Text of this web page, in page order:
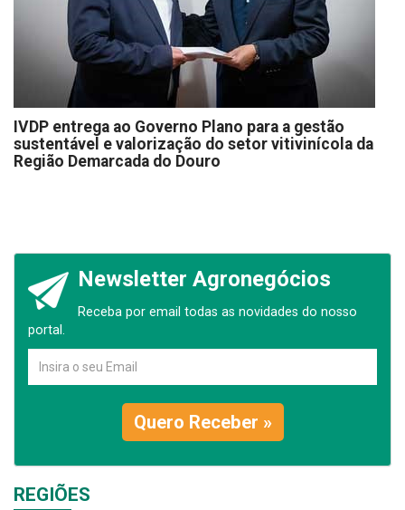
IVDP entrega ao Governo Plano para a gestão
sustentável e valorização do setor vitivinícola da
Região Demarcada do Douro
Newsletter Agronegócios
Receba por email todas as novidades do nosso
portal.
Quero Receber »
REGIÕES